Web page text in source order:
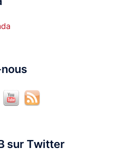
sur Twitter